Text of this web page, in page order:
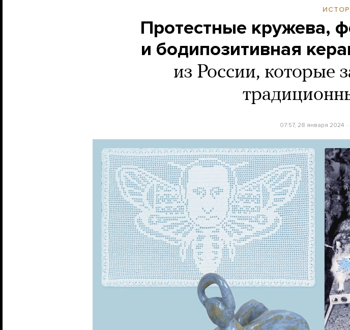
Протестные кружева,
и бодипозитивная
из России, которые
07:57, 28 января 2024